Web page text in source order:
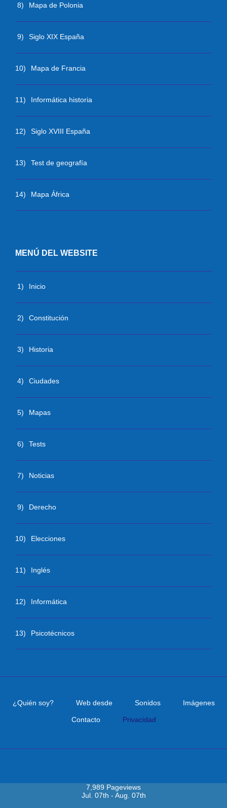
8) Mapa de Polonia
9) Siglo XIX España
10) Mapa de Francia
11) Informática historia
12) Siglo XVIII España
13) Test de geografía
14) Mapa África
MENÚ DEL WEBSITE
1) Inicio
2) Constitución
3) Historia
4) Ciudades
5) Mapas
6) Tests
7) Noticias
9) Derecho
10) Elecciones
11) Inglés
12) Informática
13) Psicotécnicos
¿Quién soy? Web desde Sonidos Imágenes
Contacto Privacidad
7,989 Pageviews
Jul. 07th - Aug. 07th